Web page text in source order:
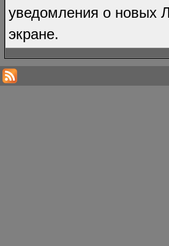
уведомления о новых
экране.